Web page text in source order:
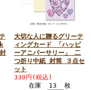
大切な人に贈るグリーテ
ィングカード 「ハッピ
ーアニバーサリー」 二
つ折り中紙 封筒 ３点セ
ット
330円(税込)
在庫 13 枚